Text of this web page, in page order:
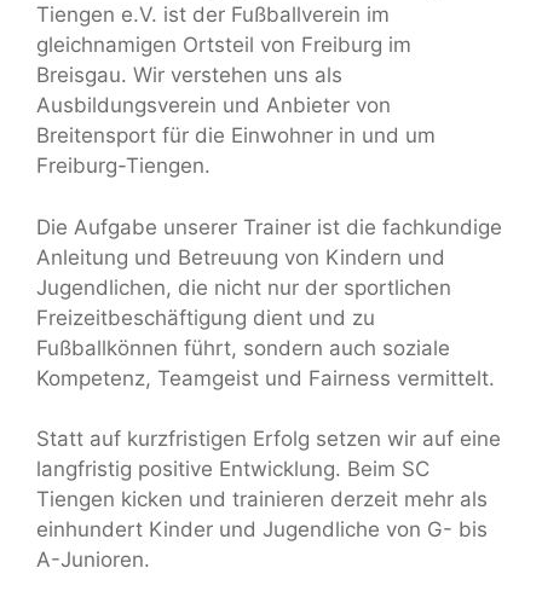
Tiengen e.V. ist der Fußballverein im
gleichnamigen Ortsteil von Freiburg im
Breisgau. Wir verstehen uns als
Ausbildungsverein und Anbieter von
Breitensport für die Einwohner in und um
Freiburg-Tiengen.
Die Aufgabe unserer Trainer ist die fachkundige
Anleitung und Betreuung von Kindern und
Jugendlichen, die nicht nur der sportlichen
Freizeitbeschäftigung dient und zu
Fußballkönnen führt, sondern auch soziale
Kompetenz, Teamgeist und Fairness vermittelt.
Statt auf kurzfristigen Erfolg setzen wir auf eine
langfristig positive Entwicklung. Beim SC
Tiengen kicken und trainieren derzeit mehr als
einhundert Kinder und Jugendliche von G- bis
A-Junioren.